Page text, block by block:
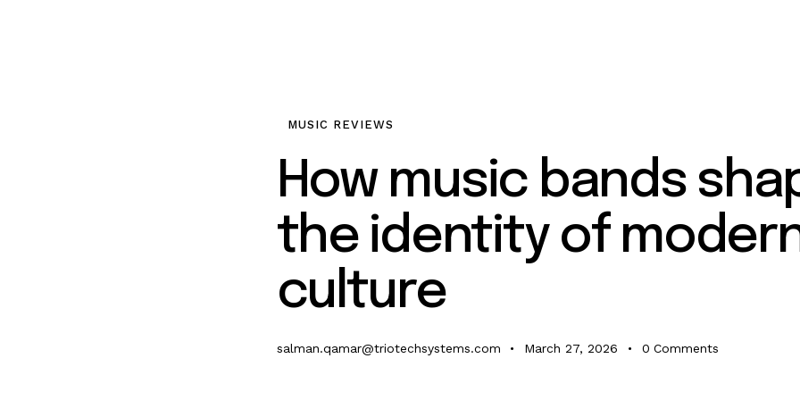
MUSIC REVIEWS
How music bands
the identity of
culture
salman.qamar@triotechsystems.com March 27, 2026 0 Comments